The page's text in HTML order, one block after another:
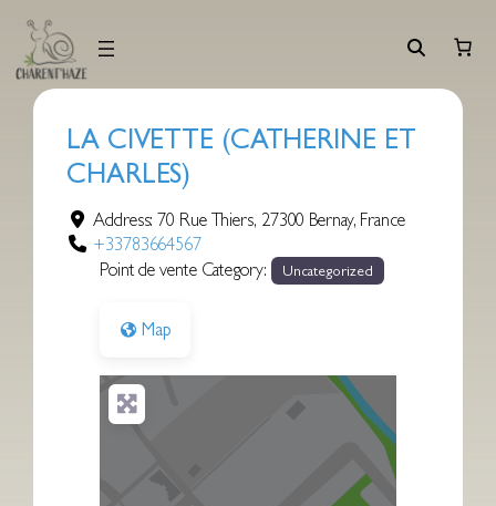
contenu
LA CIVETTE (CATHERINE ET
CHARLES)
Address:70 Rue Thiers, 27300 Bernay, France
+33783664567
Point de vente Category:
Uncategorized
Map